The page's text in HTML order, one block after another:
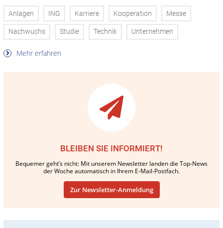
Anlagen ING Karriere Kooperation Messe
Nachwuchs Studie Technik Unternehmen
Mehr erfahren
BLEIBEN SIE INFORMIERT!
Bequemer geht’s nicht: Mit unserem Newsletter landen die Top-News
der Woche automatisch in Ihrem E-Mail-Postfach.
Zur Newsletter-Anmeldung